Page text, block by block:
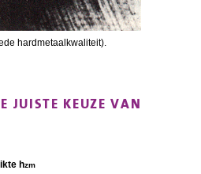
hardmetaalkwaliteit).
JUISTE KEUZE VAN
hzm